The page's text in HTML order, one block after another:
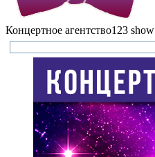
Концертное агентство123 show